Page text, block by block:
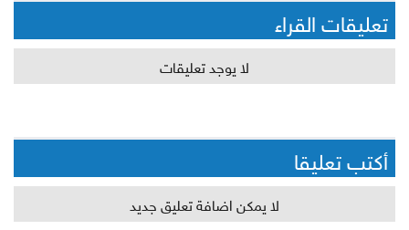
تعليقات القراء
لا يوجد تعليقات
أكتب تعليقا
لا يمكن اضافة تعليق جديد